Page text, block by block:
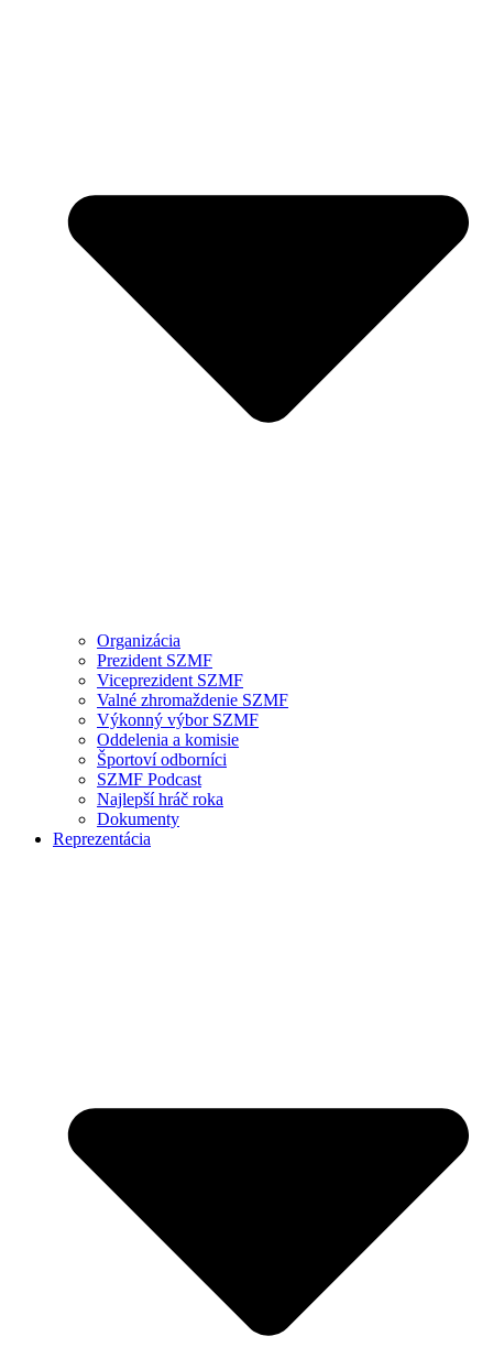
Organizácia
Prezident SZMF
Viceprezident SZMF
Valné zhromaždenie SZMF
Výkonný výbor SZMF
Oddelenia a komisie
Športoví odborníci
SZMF Podcast
Najlepší hráč roka
Dokumenty
Reprezentácia